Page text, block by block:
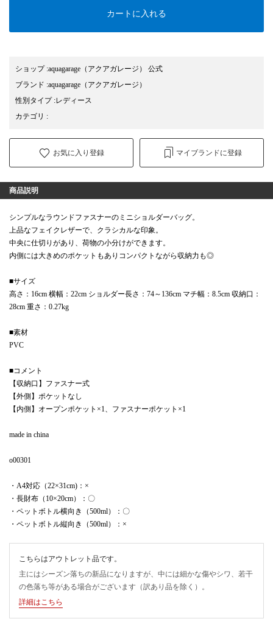
カートに入れる
ショップ:aquagarage（アクアガレージ） 公式
ブランド :aquagarage （アクアガレージ）
性別タイプ:レディース
カテゴリ :
お気に入り登録 マイブランドに登録
商品説明
シンプルなラウンドファスナーのミニショルダーバッグ。
上品なフェイクレザーで、クラシカルな印象。
中央に仕切りがあり、荷物の小分けができます。
内側には大きめのポケットもありコンパクトながら収納力も◎
■サイズ
高さ：16cm 横幅：22cm ショルダー長さ：74～136cm マチ幅：8.5cm 収納口：
28cm 重さ：0.27kg
■素材
PVC
■コメント
【収納口】ファスナー式
【外側】ポケットなし
【内側】オープンポケット×1、ファスナーポケット×1
made in china
o00301
・A4対応（22×31cm)：×
・長財布（10×20cm）：〇
・ペットボトル横向き（500ml）：〇
・ペットボトル縦向き（500ml）：×
こちらはアウトレット品です。
主にはシーズン落ちの新品になりますが、中には細かな傷やシワ、若干
の色落ち等がある場合がございます（訳あり品を除く）。
詳細はこちら